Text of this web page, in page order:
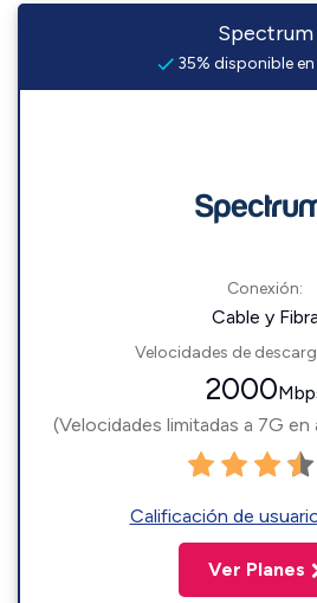
Spectrum
35% disponible
Conexión:
Cable y Fibra
Velocidades de
2000
(Velocidades limitadas a 7G
Calificación de
Ver Planes